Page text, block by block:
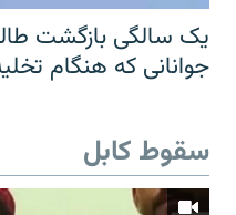
یک سالگی بازگشت
جوانانی که هنگام
سقوط کابل